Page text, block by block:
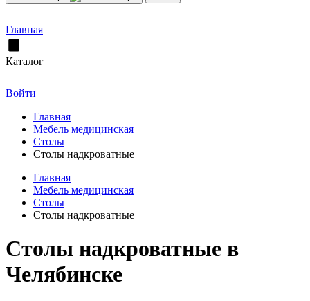
Главная
Каталог
Войти
Главная
Мебель медицинская
Столы
Столы надкроватные
Главная
Мебель медицинская
Столы
Столы надкроватные
Столы надкроватные в
Челябинске